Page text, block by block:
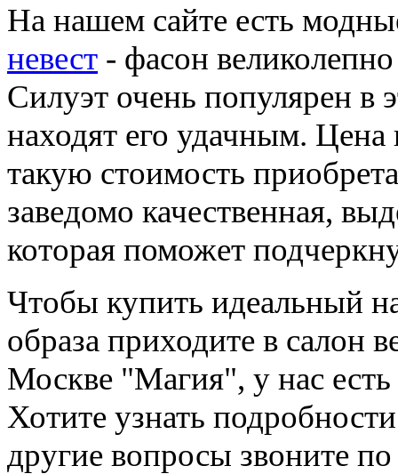
На нашем сайте есть
невест - фасон
Силуэт очень популярен в
находят его удачным. Цена
такую стоимость
заведомо качественная,
которая поможет
Чтобы купить идеальный
образа приходите в салон
Москве "Магия", у нас
Хотите узнать
другие вопросы звоните